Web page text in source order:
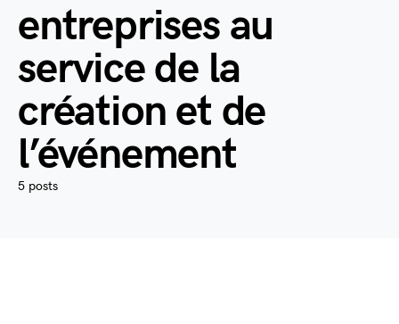
entreprises au
service de la
création et de
l’événement
5 posts